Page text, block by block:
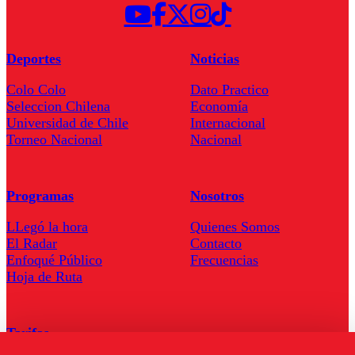
Deportes
Colo Colo
Seleccion Chilena
Universidad de Chile
Torneo Nacional
Noticias
Dato Practico
Economía
Internacional
Nacional
Programas
LLegó la hora
El Radar
Enfoqué Público
Hoja de Ruta
Nosotros
Quienes Somos
Contacto
Frecuencias
Tarifas